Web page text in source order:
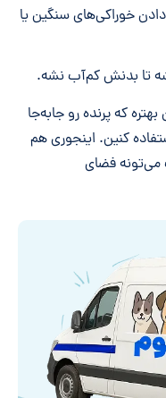
دادن خوراکی‌های سنگین یا
تا بدنش کم‌آب نشه.
که پرنده رو جابه‌جا
کنین. اینجوری هم
فضای